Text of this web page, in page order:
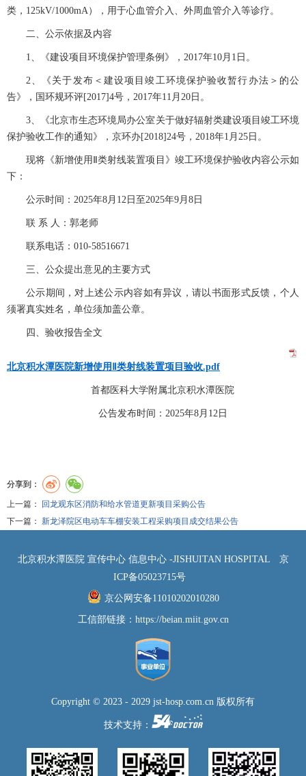
类，125kV/1000mA），用于心血管介入、外周血管介入等诊疗。
二、公示依据及内容
1、《建设项目环境保护管理条例》，2017年10月1日。
2、《关于发布＜建设项目竣工环境保护验收暂行办法＞的公
告》，国环规环评[2017]4号，2017年11月20日。
3、《北京市生态环境局办公室关于做好辐射类建设项目竣工环境
保护验收工作的通知》，京环办[2018]24号，2018年1月25日。
现将《新增使用 Ⅱ类射线装置项目》竣工环境保护验收内容公示如
下：
公示时间： 2025年8月12日至2025年9月8日
联 系 人：郭老师
联系电话： 010-58516671
三、公众提出意见的主要方式
公示期间，对上述公示内容如有异议，请以书面形式反馈，个人
须署真实姓名，单位须加盖公章。
四、 验收报告全文
北京积水潭医院新增使用Ⅱ类射线装置项目验收.pdf
首都医科大学附属北京积水潭医院
公告发布时间： 2025年8月12日
分享到：
上一篇：
回龙观东区消防和给水管道更新项目采购公告
下一篇： 新龙泽院区电动车车棚安装工程采购项目成交结果公告
北京积水潭医院 宣传中心 信息中心 -JISHUITAN HOSPITAL
京
ICP备05023715号
京公网安备11010202010280
工信部链接： https://beian.miit.gov.cn
Copyright © 2023 - 2029 jst-hosp.com.cn 版权所有
技术支持：